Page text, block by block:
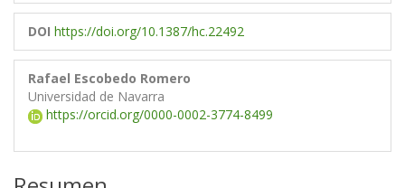
DOI https://doi.org/10.1387/hc.22492
Rafael Escobedo Romero
Universidad de Navarra
https://orcid.org/0000-0002-3774-8499